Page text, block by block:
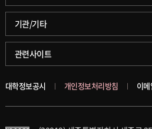
글로벌비즈니스대학
공공정책대학
스마트도시학부
문화스포츠대학원
창업경영대학원
융합과학대학원
기관/기타
학술정보원(도서관)
학술정보팀
국제교류교육원
관련사이트
KUPID
블랙보드
대학정보공시 개인정보처리방침 이